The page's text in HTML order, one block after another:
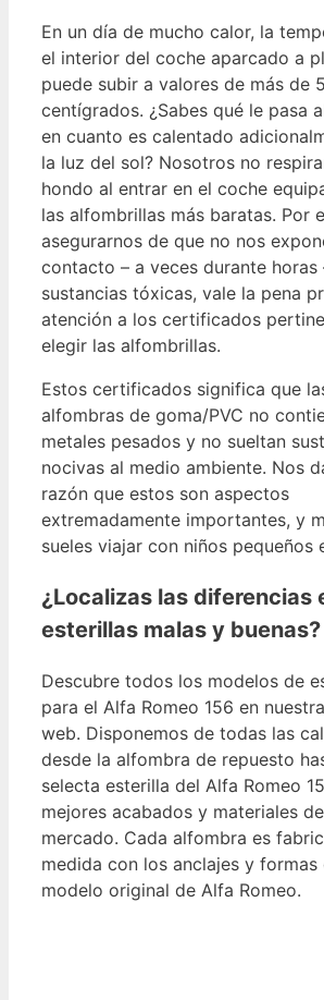
En un día de mucho calor, la
el interior del coche aparcado a
puede subir a valores de más de
centígrados. ¿Sabes qué le pasa
en cuanto es calentado
la luz del sol? Nosotros no
hondo al entrar en el coche
las alfombrillas más baratas. Por
asegurarnos de que no nos
contacto – a veces durante horas
sustancias tóxicas, vale la pena
atención a los certificados
elegir las alfombrillas.
Estos certificados significa que
alfombras de goma/PVC no
metales pesados y no sueltan
nocivas al medio ambiente. Nos
razón que estos son aspectos
extremadamente importantes, y
sueles viajar con niños pequeños
¿Localizas las diferencias
esterillas malas y buenas?
Descubre todos los modelos de
para el Alfa Romeo 156 en
web. Disponemos de todas las
desde la alfombra de repuesto
selecta esterilla del Alfa Romeo
mejores acabados y materiales
mercado. Cada alfombra es
medida con los anclajes y formas
modelo original de Alfa Romeo.